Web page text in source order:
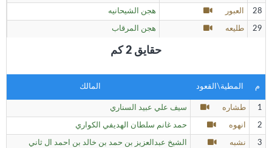
28 العبور هجن الشيحانيه
29 طليعه هجن المرقاب
حقايق 2 كم
م المطية\القعود المالك
1 طشاره سيف علي عبيد السناري
2 انهوه حمد غانم سلطان الهديفي الكواري
3 نشبه الشيخ عبدالعزيز بن حمد بن خالد بن احمد ال ثاني